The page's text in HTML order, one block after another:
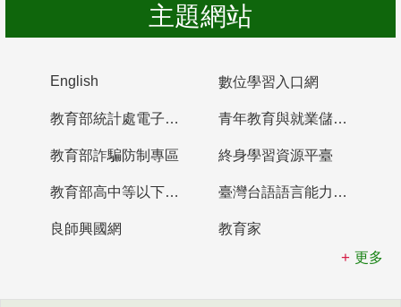
主題網站
English 數位學習入口網
教育部統計處電子書櫃 青年教育與就業儲蓄帳戶
教育部詐騙防制專區 終身學習資源平臺
教育部高中等以下學校及幼兒園教師資格檢定考試 臺灣台語語言能力認證網站
良師興國網
教育家
更多